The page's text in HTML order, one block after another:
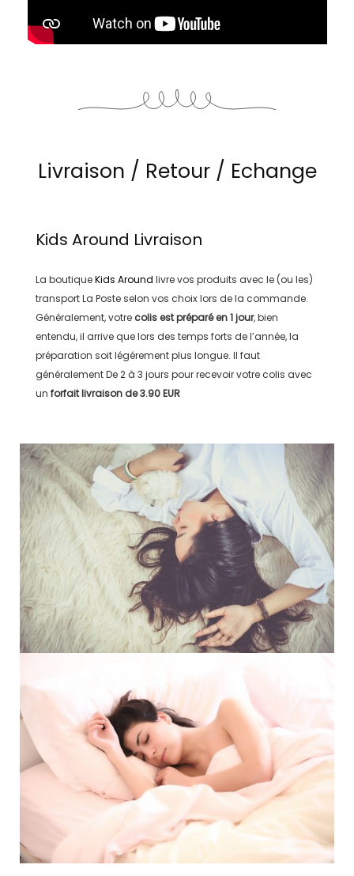
Livraison / Retour / Echange
Kids Around Livraison
La boutiqueKids Around livre vos produits avec le (ou les)
transportLa Posteselon vos choix lors de la commande.
Généralement, votre colis est préparé en1 jour, bien
entendu, il arrive que lors des temps forts de l’année, la
préparation soit légérement plus longue. Il faut
généralementDe 2 à 3 jours pour recevoir votre colis avec
un forfait livraison de3.90 EUR